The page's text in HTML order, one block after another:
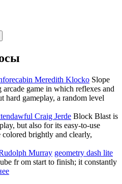
Meredith Klocko Slope
arcade game in which reflexes and
hard gameplay, a random level
Craig Jerde Block Blast is
but also for its easy-to-use
brightly and clearly,
Murray geometry dash lite
fr om start to finish; it constantly